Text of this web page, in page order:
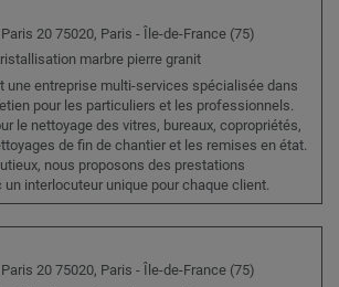
20 75020, Paris - Île-de-France (75)
marbre pierre granit
une entreprise multi-services spécialisée dans
pour les particuliers et les professionnels.
le nettoyage des vitres, bureaux, copropriétés,
de fin de chantier et les remises en état.
nous proposons des prestations
interlocuteur unique pour chaque client.
20 75020, Paris - Île-de-France (75)